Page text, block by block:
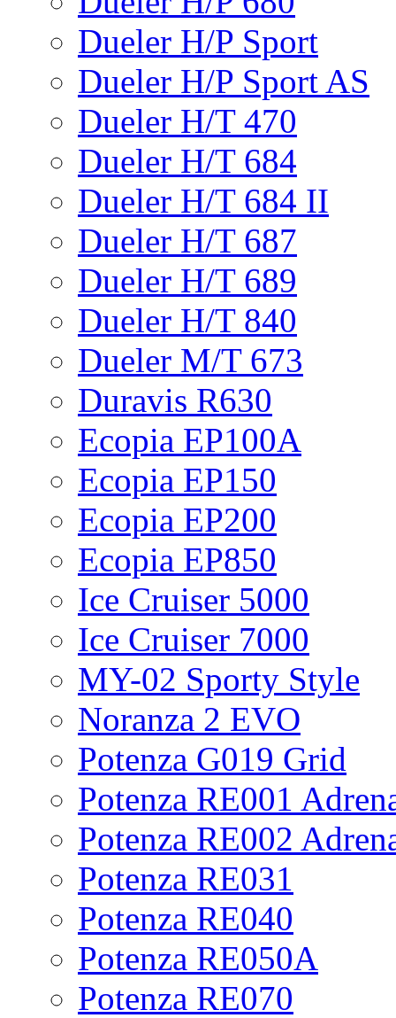
Dueler H/P Sport
Dueler H/P Sport AS
Dueler H/T 470
Dueler H/T 684
Dueler H/T 684 II
Dueler H/T 687
Dueler H/T 689
Dueler H/T 840
Dueler M/T 673
Duravis R630
Ecopia EP100A
Ecopia EP150
Ecopia EP200
Ecopia EP850
Ice Cruiser 5000
Ice Cruiser 7000
MY-02 Sporty Style
Noranza 2 EVO
Potenza G019 Grid
Potenza RE001
Potenza RE002
Potenza RE031
Potenza RE040
Potenza RE050A
Potenza RE070